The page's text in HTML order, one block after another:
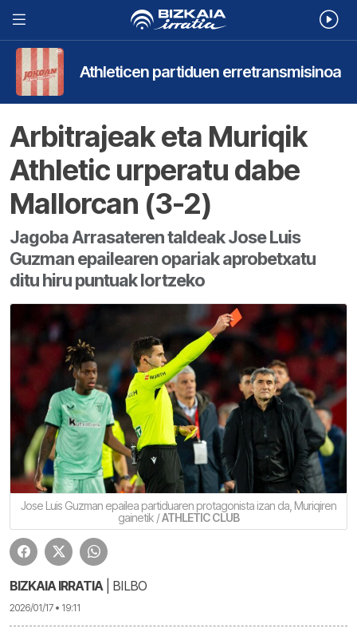
Athleticen partiduen erretransmisinoa
Arbitrajeak eta Muriqik
Athletic urperatu dabe
Mallorcan (3-2)
Jagoba Arrasateren taldeak Jose Luis
Guzman epailearen opariak aprobetxatu
ditu hiru puntuak lortzeko
Jose Luis Guzman epailea partiduaren protagonista izan da, Muriqiren
gainetik /ATHLETIC CLUB
BIZKAIA IRRATIA| BILBO
2026/01/17 • 19:11